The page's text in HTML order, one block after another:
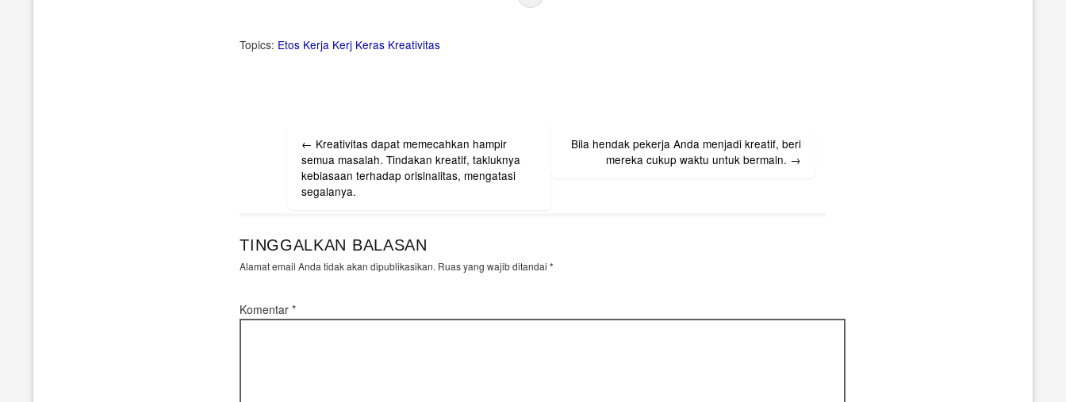
Topics: Etos Kerja Kerj Keras Kreativitas
navigation
← Kreativitas dapat memecahkan hampir
semua masalah. Tindakan kreatif, takluknya
kebiasaan terhadap orisinalitas, mengatasi
segalanya.
Bila hendak pekerja Anda menjadi kreatif, beri
mereka cukup waktu untuk bermain. →
TINGGALKAN BALASAN
Alamat email Anda tidak akan dipublikasikan. Ruas yang wajib ditandai*
Komentar*